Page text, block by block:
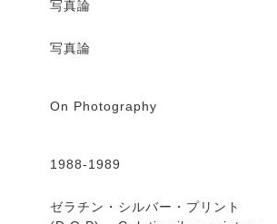
写真論
写真論
On Photography
1988-1989
ゼラチン・シルバー・プリント